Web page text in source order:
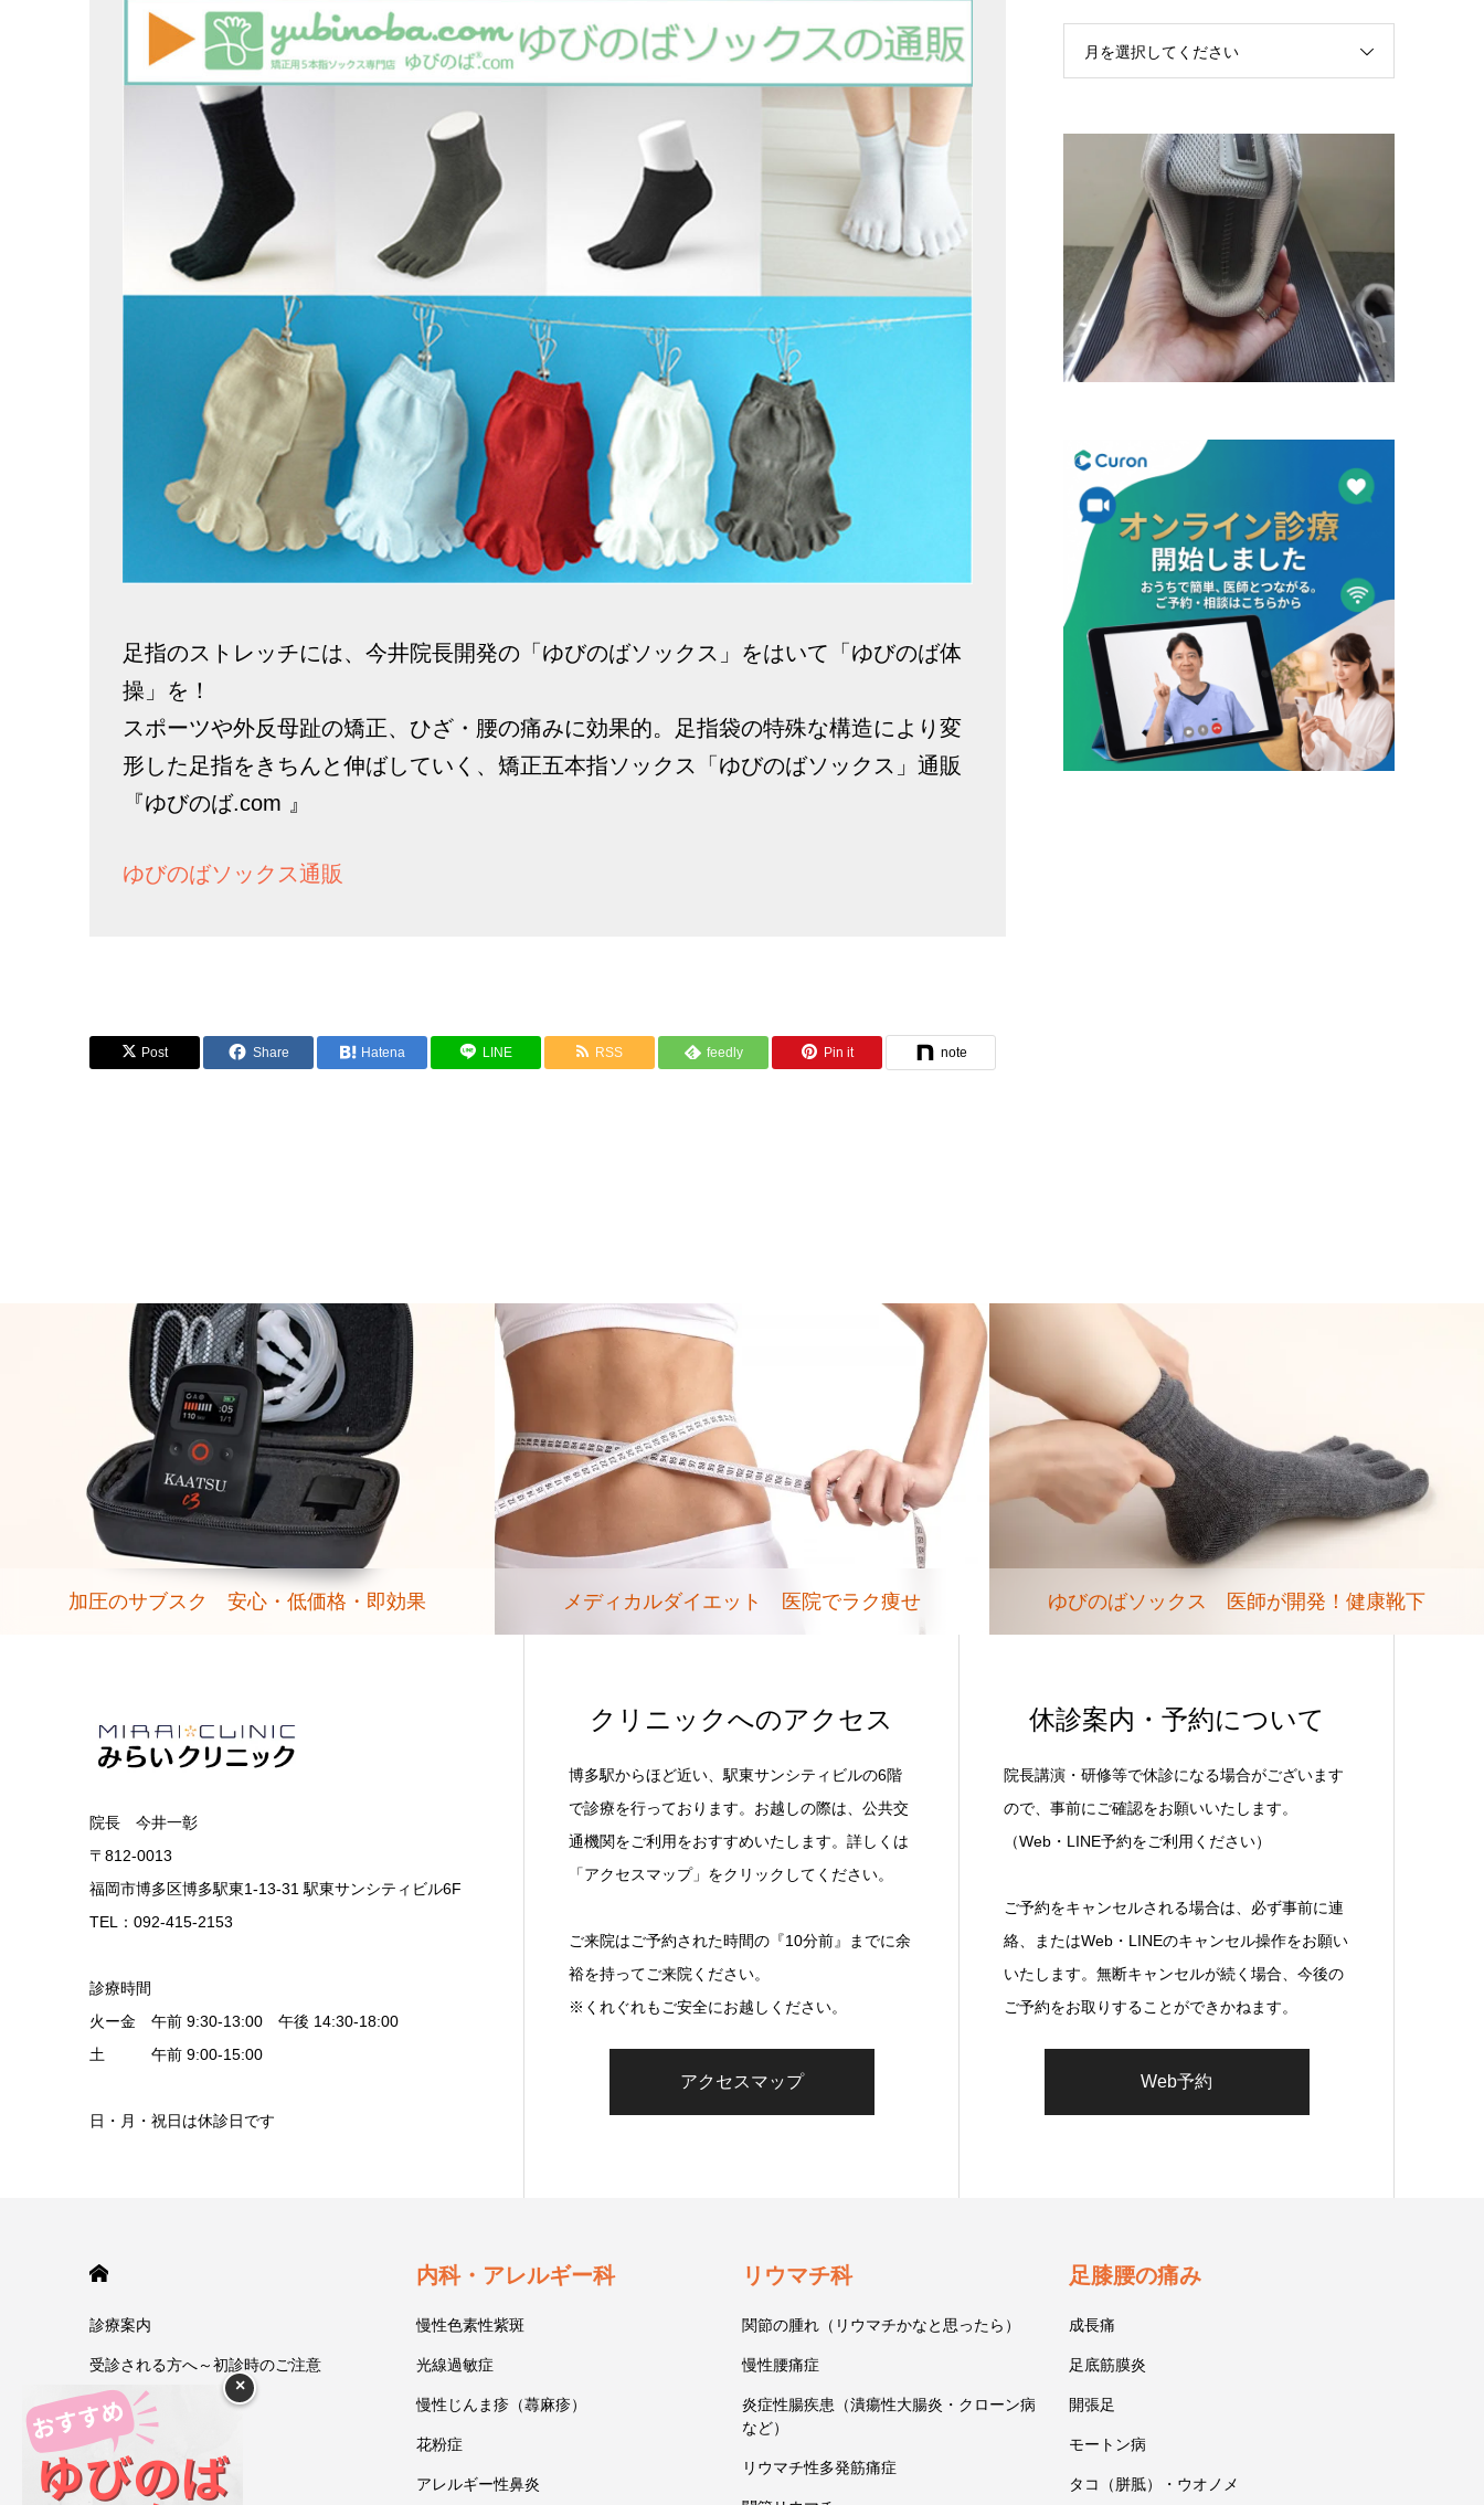
足指のストレッチには、今井院長開発の「ゆびのばソックス」をはいて「ゆびのば体
操」を！
スポーツや外反母趾の矯正、ひざ・腰の痛みに効果的。足指袋の特殊な構造により変
形した足指をきちんと伸ばしていく、矯正五本指ソックス「ゆびのばソックス」通販
『ゆびのば.com 』
ゆびのばソックス通販
Post Share Hatena LINE RSS feedly Pin it note
月を選択してください
加圧のサブスク 安心・低価格・即効果 メディカルダイエット 医院でラク痩せ ゆびのばソックス 医師が開発！健康靴下
院長 今井一彰
〒812-0013
福岡市博多区博多駅東1-13-31 駅東サンシティビル6F
TEL：092-415-2153
診療時間
火ー金 午前 9:30-13:00 午後 14:30-18:00
土 午前 9:00-15:00
日・月・祝日は休診日です
クリニックへのアクセス
博多駅からほど近い、駅東サンシティビルの6階
で診療を行っております。お越しの際は、公共交
通機関をご利用をおすすめいたします。詳しくは
「アクセスマップ」をクリックしてください。
ご来院はご予約された時間の『10分前』までに余
裕を持ってご来院ください。
※くれぐれもご安全にお越しください。
アクセスマップ
休診案内・予約について
院長講演・研修等で休診になる場合がございます
ので、事前にご確認をお願いいたします。
（Web・LINE予約をご利用ください）
ご予約をキャンセルされる場合は、必ず事前に連
絡、またはWeb・LINEのキャンセル操作をお願い
いたします。無断キャンセルが続く場合、今後の
ご予約をお取りすることができかねます。
Web予約
診療案内
受診される方へ～初診時のご注意
今井一彰 院長紹介
あいうべ体操
ゆびのば体操
内科・アレルギー科
慢性色素性紫斑
光線過敏症
慢性じんま疹（蕁麻疹）
花粉症
アレルギー性鼻炎
リウマチ科
関節の腫れ（リウマチかなと思ったら）
慢性腰痛症
炎症性腸疾患（潰瘍性大腸炎・クローン病
など）
リウマチ性多発筋痛症
足膝腰の痛み
成長痛
足底筋膜炎
開張足
モートン病
タコ（胼胝）・ウオノメ
×